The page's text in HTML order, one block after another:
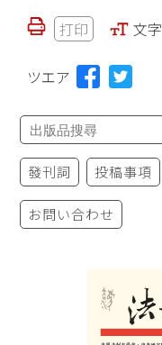
打印 文字
ツエア
發刊詞 投稿事項
お問い合わせ